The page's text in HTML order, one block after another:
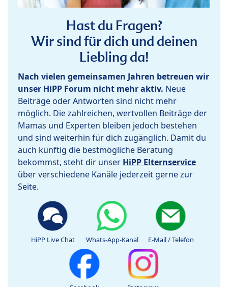
Hast du Fragen?
Wir sind für dich und deinen
Liebling da!
Nach vielen gemeinsamen Jahren betreuen wir
unser HiPP Forum nicht mehr aktiv. Neue
Beiträge oder Antworten sind nicht mehr
möglich. Die zahlreichen, wertvollen Beiträge der
Mamas und Experten bleiben jedoch bestehen
und sind weiterhin für dich zugänglich. Damit du
auch künftig die bestmögliche Beratung
bekommst, steht dir unser HiPP Elternservice
über verschiedene Kanäle jederzeit gerne zur
Seite.
HiPP Live Chat Whats-App-Kanal E-Mail / Telefon